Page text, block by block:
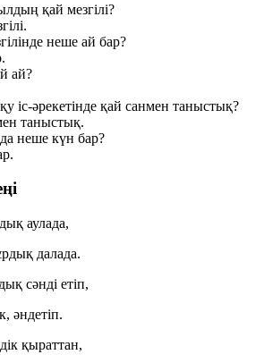
қай мезгілі?
неше ай бар?
ай?
іс-әрекетінде қай санмен таныстық?
таныстық.
неше күн бар?
аулада,
далада.
сәнді етіп,
әндетіп.
қыраттан,